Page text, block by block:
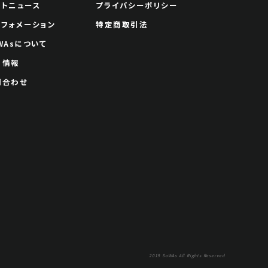
ニュース
ォメーション
について
報
わせ
プライバシーポリシー
特定商取引法
2019 SoWAs All Rights Reserved